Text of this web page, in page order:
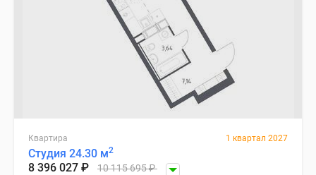
Квартира 1 квартал 2027
Студия 24.30 м2
8 396 027 ₽ 10 115 695₽